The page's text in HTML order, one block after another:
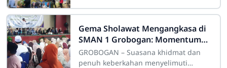
guru dan tenaga kependidikan turun
langsung ke
Gema Sholawat Mengangkasa di
SMAN 1 Grobogan: Momentum
Dahsyat Penguatan Iman Melalui
Peringatan Isra’ Mi’raj 1447 H
GROBOGAN – Suasana khidmat dan
penuh keberkahan menyelimuti